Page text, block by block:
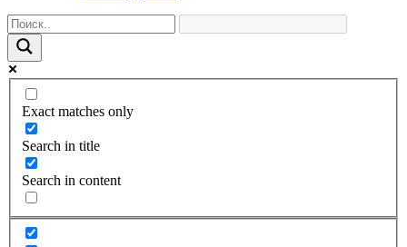
Exact matches only
Search in title
Search in content